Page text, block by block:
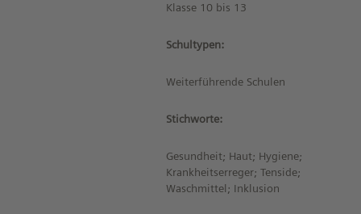
Klasse 10 bis 13
Schultypen:
Weiterführende Schulen
Stichworte:
Gesundheit; Haut; Hygiene;
Krankheitserreger; Tenside;
Waschmittel; Inklusion